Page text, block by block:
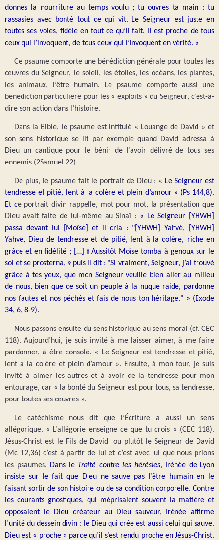
donnes la nourriture au temps voulu ; tu ouvres ta main : tu
rassasies avec bonté tout ce qui vit. Le Seigneur est juste en
toutes ses voies, fidèle en tout ce qu’il fait. Il est proche de tous
ceux qui l’invoquent, de tous ceux qui l’invoquent en vérité. »
Ce psaume comporte une bénédiction générale pour toutes les
œuvres du Seigneur, le soleil, les étoiles, les océans, les plantes,
les animaux, l’être humain. Le psaume comporte aussi une
bénédiction particulière pour les « exploits » du Seigneur, c’est-à-
dire son action dans l’histoire.
Dans la Bible, le psaume est intitulé « Louange de David » et
son sens historique se lit par exemple quand David adressa à
Dieu un cantique pour le bénir de l’avoir délivré de tous ses
ennemis (2Samuel 22).
De plus, le psaume fait le portrait de Dieu : « Le Seigneur est
tendresse et pitié, lent à la colère et plein d’amour » (Ps 144,8).
Et ce portrait divin rappelle, mot pour mot, la présentation que
Dieu avait faite de lui-même au Sinaï : « Le Seigneur [YHWH]
passa devant lui [Moïse] et il cria : "[YHWH] Yahvé, [YHWH]
Yahvé, Dieu de tendresse et de pitié, lent à la colère, riche en
grâce et en fidélité ; […]
8Aussitôt Moïse tomba à genoux sur le
sol et se prosterna, 9puis il dit : "Si vraiment, Seigneur, j’ai trouvé
grâce à tes yeux, que mon Seigneur veuille bien aller au milieu
de nous, bien que ce soit un peuple à la nuque raide, pardonne
nos fautes et nos péchés et fais de nous ton héritage." » (Exode
34, 6, 8-9).
Nous passons ensuite du sens historique au sens moral (cf. CEC
118). Aujourd’hui, je suis invité à me laisser aimer, à me faire
pardonner, à être consolé. « Le Seigneur est tendresse et pitié,
lent à la colère et plein d’amour ». Ensuite, à mon tour, je suis
invité à aimer les autres et à avoir de la tendresse pour mon
entourage, car « la bonté du Seigneur est pour tous, sa tendresse,
pour toutes ses œuvres ».
Le catéchisme nous dit que l’Écriture a aussi un sens
allégorique. « L’allégorie enseigne ce que tu crois » (CEC 118).
Jésus-Christ est le Fils de David, ou plutôt le Seigneur de David
(Mc 12,36) c’est à partir de lui et c’est avec lui que nous prions
les psaumes. Dans le Traité contre les hérésies, Irénée de Lyon
insiste sur le fait que Dieu ne sauve pas l’être humain en le
faisant sortir de son histoire ou de sa condition corporelle. Contre
les courants gnostiques, qui méprisaient souvent la matière et
opposaient le Dieu créateur au Dieu sauveur, Irénée affirme
l’unité du dessein divin : le Dieu qui crée est aussi celui qui sauve.
Dieu est « proche » parce qu’il s’est rendu proche en Jésus-Christ.